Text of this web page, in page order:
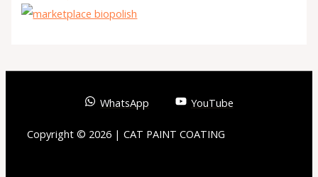
WhatsApp YouTube
Copyright © 2026 | CAT PAINT COATING